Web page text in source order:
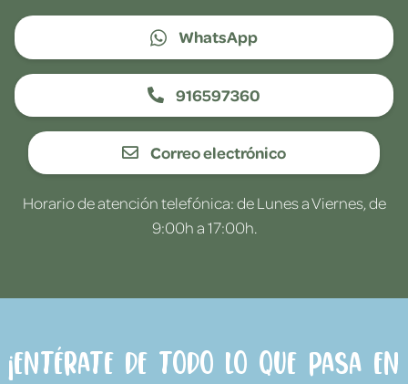
WhatsApp
916597360
Correo electrónico
Horario de atención telefónica: de Lunes a Viernes, de
9:00h a 17:00h.
¡Entérate de todo lo que pasa en